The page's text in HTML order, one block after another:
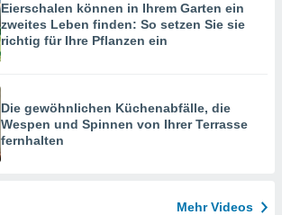
Eierschalen können in Ihrem Garten ein
zweites Leben finden: So setzen Sie sie
richtig für Ihre Pflanzen ein
Die gewöhnlichen Küchenabfälle, die
Wespen und Spinnen von Ihrer Terrasse
fernhalten
Mehr Videos